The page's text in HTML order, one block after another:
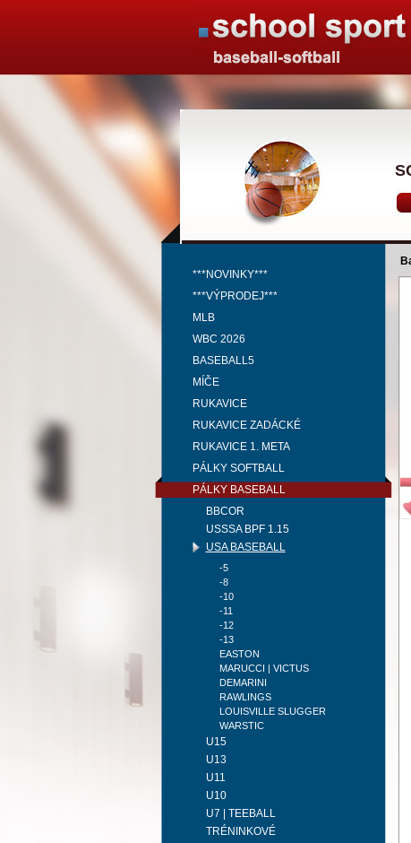
***NOVINKY***
***VÝPRODEJ***
MLB
WBC 2026
BASEBALL5
MÍČE
RUKAVICE
RUKAVICE ZADÁCKÉ
RUKAVICE 1. META
PÁLKY SOFTBALL
PÁLKY BASEBALL
BBCOR
USSSA BPF 1.15
USA BASEBALL
-5
-8
-10
-11
-12
-13
EASTON
MARUCCI | VICTUS
DEMARINI
RAWLINGS
LOUISVILLE SLUGGER
WARSTIC
U15
U13
U11
U10
U7 | TEEBALL
TRÉNINKOVÉ